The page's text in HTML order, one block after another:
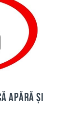
apără şi